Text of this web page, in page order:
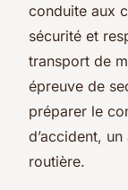
conduite aux
sécurité et
transport de
épreuve de
préparer le
d’accident,
routière.